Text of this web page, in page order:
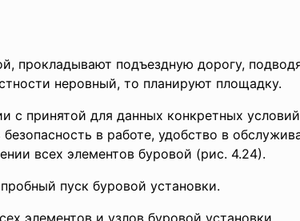
прокладывают подъездную дорогу,
неровный, то планируют площадку.
с принятой для данных конкретных
в работе, удобство в
всех элементов буровой (рис. 4.24).
пуск буровой установки.
элементов и узлов буровой установки.